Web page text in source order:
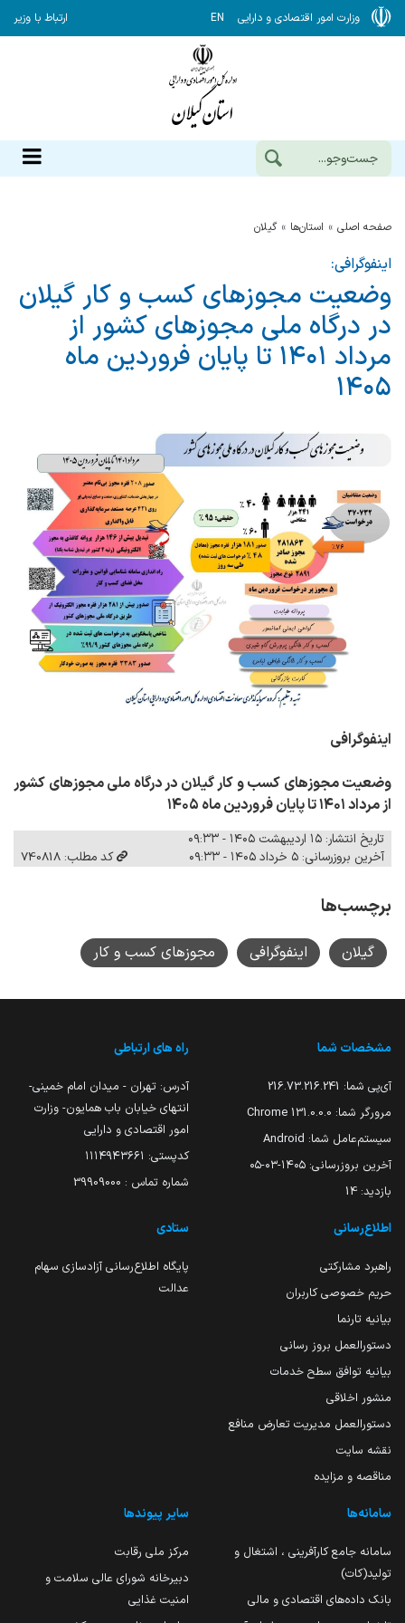
وزارت امور اقتصادی و دارایی EN ارتباط با وزیر
صفحه اصلی استان‌ها گيلان
اینفوگرافی:
وضعیت مجوزهای کسب و کار گیلان
در درگاه ملی مجوزهای کشور از
مرداد ۱۴۰۱ تا پایان فروردین ماه
۱۴۰۵
اینفوگرافی
وضعیت مجوزهای کسب و کار گیلان در درگاه ملی مجوزهای کشور
از مرداد ۱۴۰۱ تا پایان فروردین ماه ۱۴۰۵
تاریخ انتشار: ۱۵ اردیبهشت ۱۴۰۵ - ۰۹:۳۳
آخرین بروزرسانی: ۵ خرداد ۱۴۰۵ - ۰۹:۳۳
کد مطلب: 740818
برچسب‌ها
گیلان اینفوگرافی مجوزهای کسب و کار
مشخصات شما
آی‌پی شما: 216.73.216.241
مرورگر شما: 131.0.0.0 Chrome
سیستم‌عامل شما: Android
آخرین بروزرسانی: ۱۴۰۵-۰۳-۰۵
بازدید: 14
راه های ارتباطی
آدرس: تهران - میدان امام خمینی-
انتهای خیابان باب همایون- وزارت
امور اقتصادی و دارایی
کدپستی: ۱۱۱۴۹۴۳۶۶۱
شماره تماس : 39909000
اطلاع‌رسانی
راهبرد مشارکتی
حریم خصوصی کاربران
بیانیه تارنما
دستورالعمل بروز رسانی
بیانیه توافق سطح خدمات
منشور اخلاقی
دستورالعمل مدیریت تعارض منافع
نقشه سایت
مناقصه و مزایده
ستادی
پایگاه اطلاع‌رسانی آزادسازی سهام
عدالت
سامانه‌ها
سامانه جامع کارآفرینی ، اشتغال و
تولید(کات)
بانک داده‌های اقتصادی و مالی
سایر پیوندها
مرکز ملی رقابت
دبیرخانه شورای عالی سلامت و
امنیت غذایی